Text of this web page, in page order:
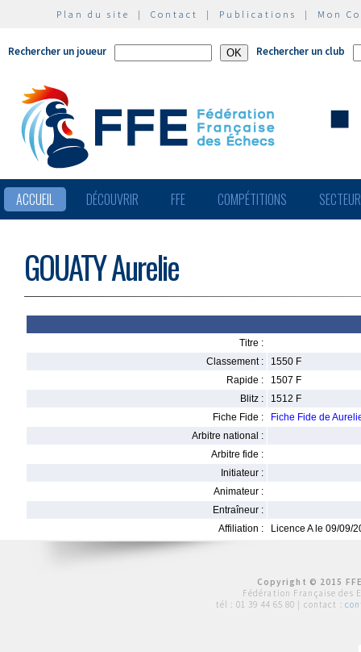
Plan du site | Contact | Publications | Mon
Rechercher un joueur Rechercher un club
ACCUEIL DÉCOUVRIR FFE COMPÉTITIONS
GOUATY Aurelie
Titre :
Classement :
1550 F
Rapide :
1507 F
Blitz :
1512 F
Fiche Fide :
Fiche Fide de
Arbitre national :
Arbitre fide :
Initiateur :
Animateur :
Entraîneur :
Affiliation :
Licence A le 09/09/
Copyright © 2015
Fédération Française des
tél : 01 39 44 65 80 | contact :